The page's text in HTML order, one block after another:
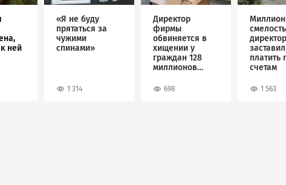
ней
«Я не буду
прятаться за
чужими
спинами»
1 314
Директор
фирмы
обвиняется в
хищении у
граждан 128
миллионов
698
платить
счетам
1 563